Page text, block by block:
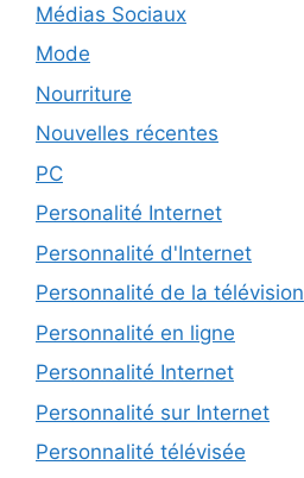
Médias Sociaux
Mode
Nourriture
Nouvelles récentes
PC
Personalité Internet
Personnalité d'Internet
Personnalité de la télévision
Personnalité en ligne
Personnalité Internet
Personnalité sur Internet
Personnalité télévisée